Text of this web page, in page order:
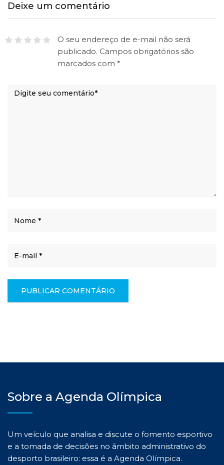
Deixe um comentário
O seu endereço de e-mail não será
publicado. Campos obrigatórios são
marcados com *
Sobre a Agenda Olímpica
Um veículo que analisa e discute o fomento esportivo
e a tomada de decisões no âmbito administrativo do
desporto brasileiro: essa é a Agenda Olímpica.